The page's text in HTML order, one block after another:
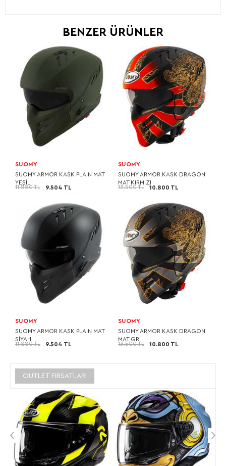
BENZER ÜRÜNLER
SUOMY
SUOMY ARMOR KASK PLAIN MAT
YEŞİL
11.880 TL 9.504 TL
SUOMY
SUOMY ARMOR KASK DRAGON
MAT KIRMIZI
13.500 TL 10.800 TL
SUOMY
SUOMY ARMOR KASK PLAIN MAT
SİYAH
11.880 TL 9.504 TL
SUOMY
SUOMY ARMOR KASK DRAGON
MAT GRİ
13.500 TL 10.800 TL
OUTLET FIRSATLARI